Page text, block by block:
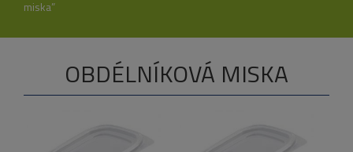
miska”
OBDÉLNÍKOVÁ MISKA